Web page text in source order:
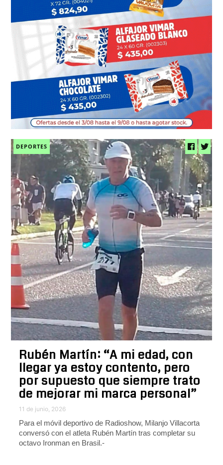
DEPORTES
Rubén Martín: “A mi edad, con
llegar ya estoy contento, pero
por supuesto que siempre trato
de mejorar mi marca personal”
11 de junio, 2026
Para el móvil deportivo de Radioshow, Milanjo Villacorta
conversó con el atleta Rubén Martín tras completar su
octavo Ironman en Brasil.-